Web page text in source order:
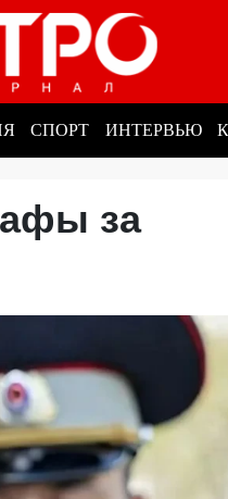
СПОРТ ИНТЕРВЬЮ
за